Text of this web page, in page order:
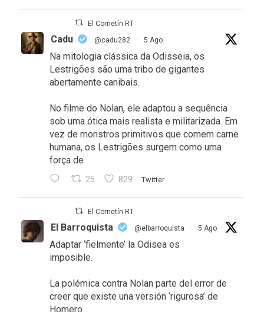
El Cornetín RT
Cadu @cadu282 · 5 Ago
Na mitologia clássica da Odisseia, os
Lestrigões são uma tribo de gigantes
abertamente canibais.
No filme do Nolan, ele adaptou a sequência
sob uma ótica mais realista e militarizada. Em
vez de monstros primitivos que comem carne
humana, os Lestrigões surgem como uma
força de
25 829 Twitter
El Cornetín RT
El Barroquista @elbarroquista · 5 Ago
Adaptar ‘fielmente’ la Odisea es
imposible.
La polémica contra Nolan parte del error de
creer que existe una versión ‘rigurosa’ de
Homero.